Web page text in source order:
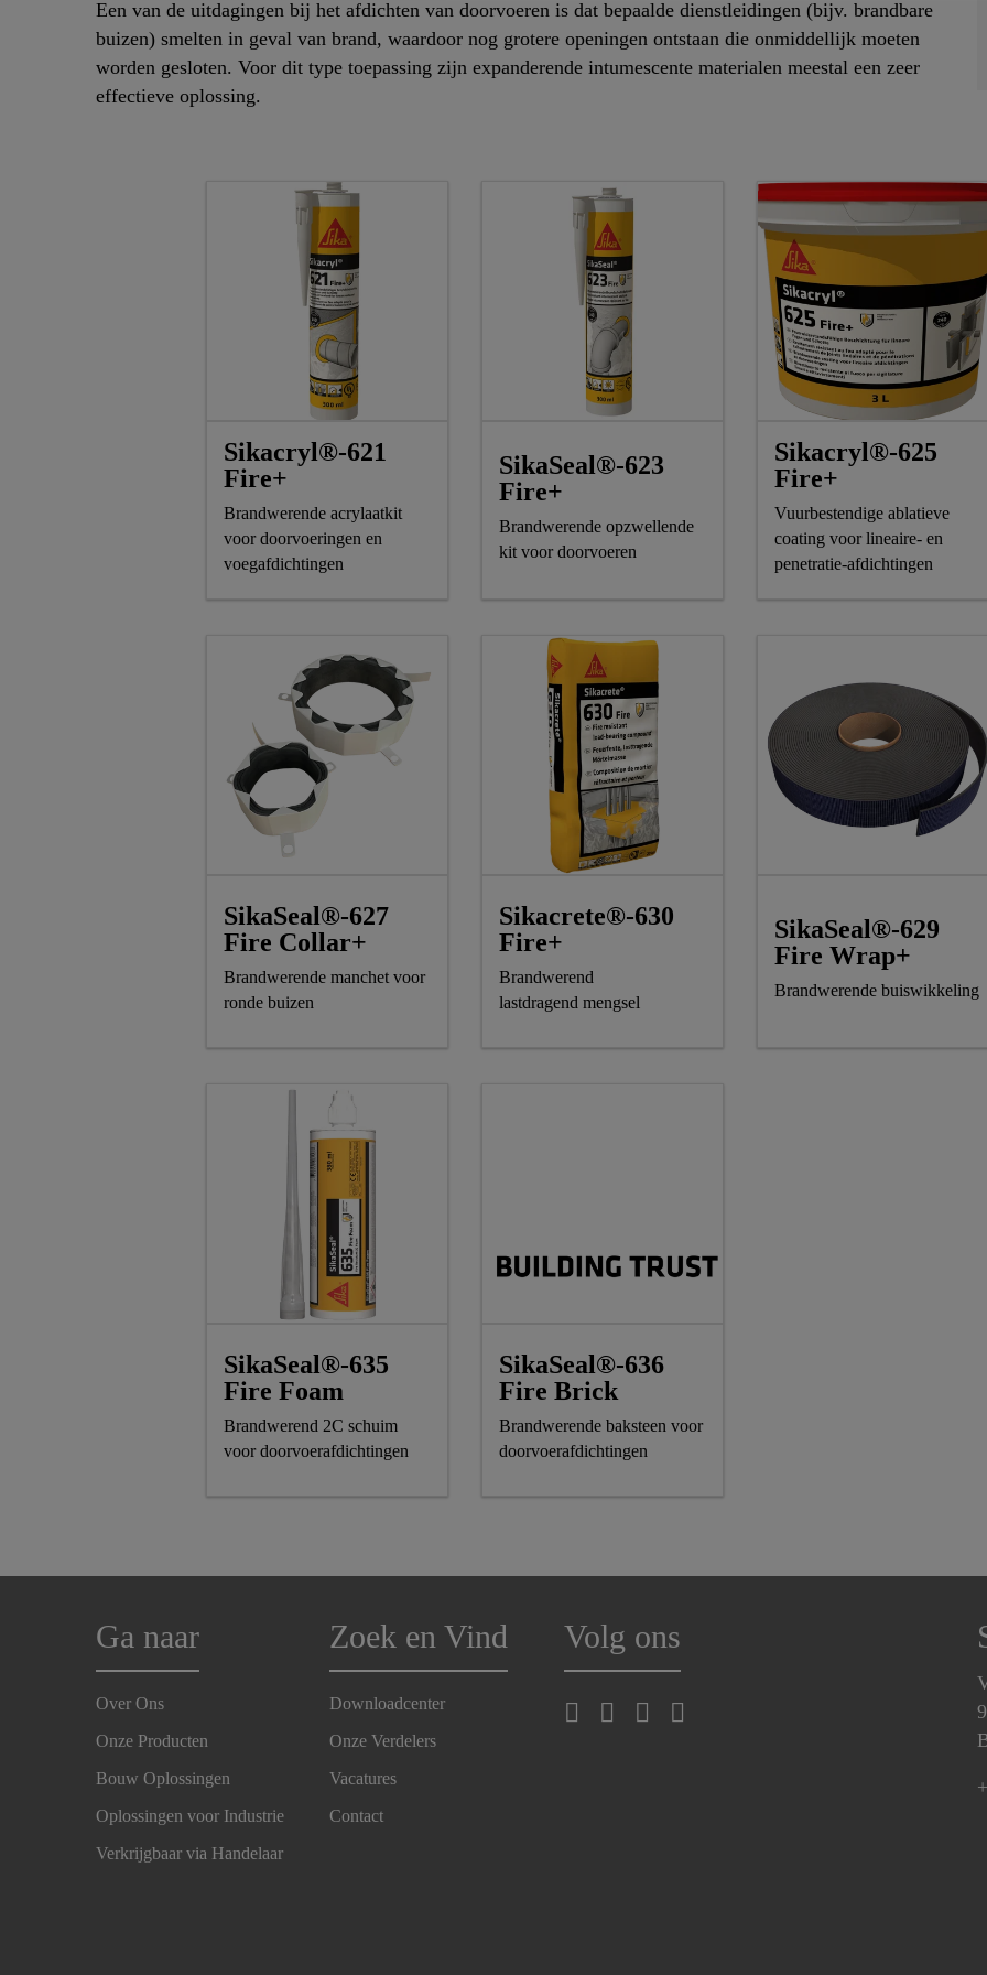
Een van de uitdagingen bij het afdichten van doorvoeren is dat bepaalde dienstleidingen (bijv. brandbare
buizen) smelten in geval van brand, waardoor nog grotere openingen ontstaan die onmiddellijk moeten
worden gesloten. Voor dit type toepassing zijn expanderende intumescente materialen meestal een zeer
effectieve oplossing.
Sikacryl®-621
Fire+
Brandwerende acrylaatkit
voor doorvoeringen en
voegafdichtingen
SikaSeal®-623
Fire+
Brandwerende opzwellende
kit voor doorvoeren
Sikacryl®-625
Fire+
Vuurbestendige ablatieve
coating voor lineaire- en
penetratie-afdichtingen
SikaSeal®-627
Fire Collar+
Brandwerende manchet voor
ronde buizen
Sikacrete®-630
Fire+
Brandwerend
lastdragend mengsel
SikaSeal®-629
Fire Wrap+
Brandwerende buiswikkeling
SikaSeal®-635
Fire Foam
Brandwerend 2C schuim
voor doorvoerafdichtingen
SikaSeal®-636
Fire Brick
Brandwerende baksteen voor
doorvoerafdichtingen
Ga naar
Over Ons
Onze Producten
Bouw Oplossingen
Oplossingen voor Industrie
Verkrijgbaar via Handelaar
Zoek en Vind
Downloadcenter
Onze Verdelers
Vacatures
Contact
Volg ons